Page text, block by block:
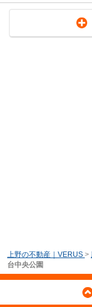
上野の不動産｜VERUS >
台中央公園